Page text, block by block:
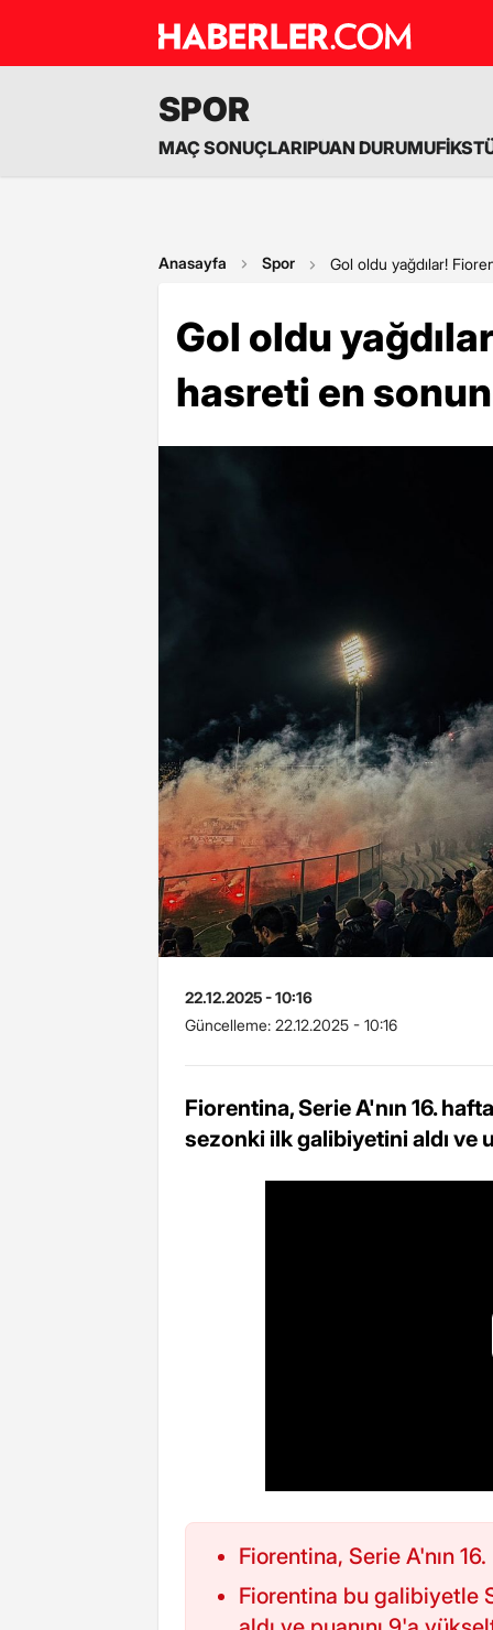
SPOR
MAÇ SONUÇLARIPUAN DURUMU
Anasayfa Spor Gol oldu yağdılar!
Gol oldu
hasreti en
22.12.2025 - 10:16
Güncelleme: 22.12.2025 - 10:16
Fiorentina, Serie A'nın 16.
sezonki ilk galibiyetini aldı
Fiorentina, Serie A'nın
Fiorentina bu galibiyetle